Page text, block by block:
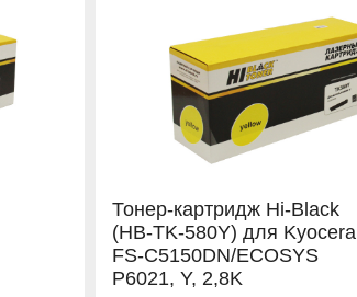
Тонер-картридж Hi-Black
(HB-TK-580Y) для Kyocera
FS-C5150DN/ECOSYS
P6021, Y, 2,8K